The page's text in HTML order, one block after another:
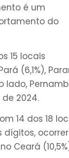
é um
do
15 locais
(6,1%),
lado,
2024.
14 dos 18
dígitos,
Ceará